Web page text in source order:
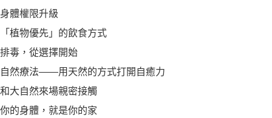
身體權限升級
「植物優先」的飲食方式
排毒，從選擇開始
自然療法——用天然的方式打開自癒力
和大自然來場親密接觸
你的身體，就是你的家